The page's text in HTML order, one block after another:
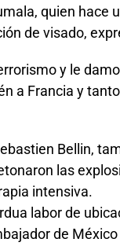
quien hace
de visado,
y le
a Francia y
Bellin,
las
intensiva.
labor de
de